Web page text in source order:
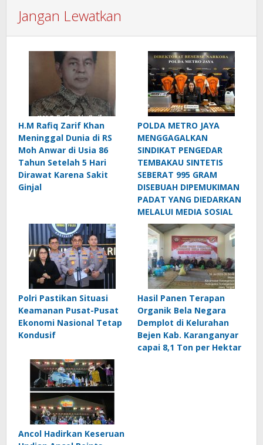
Jangan Lewatkan
H.M Rafiq Zarif Khan
Meninggal Dunia di RS
Moh Anwar di Usia 86
Tahun Setelah 5 Hari
Dirawat Karena Sakit
Ginjal
POLDA METRO JAYA
MENGGAGALKAN
SINDIKAT PENGEDAR
TEMBAKAU SINTETIS
SEBERAT 995 GRAM
DISEBUAH DIPEMUKIMAN
PADAT YANG DIEDARKAN
MELALUI MEDIA SOSIAL
Polri Pastikan Situasi
Keamanan Pusat-Pusat
Ekonomi Nasional Tetap
Kondusif
Hasil Panen Terapan
Organik Bela Negara
Demplot di Kelurahan
Bejen Kab. Karanganyar
capai 8,1 Ton per Hektar
Ancol Hadirkan Keseruan